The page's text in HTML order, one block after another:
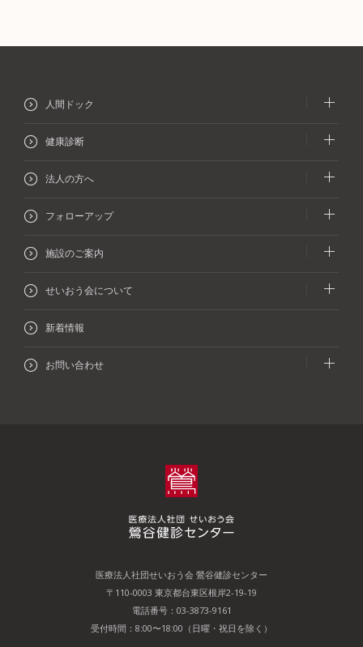
人間ドック
協会けんぽの方：
協会けんぽの方：
協会けんぽ以外の方：
協会けんぽ以外の方：
各検査の内容
人間ドックラウンジ
VIPルームのご案内
健康診断
協会けんぽの方：
協会けんぽの方：生活習慣病予防健診等のオプション検査
協会けんぽ以外の方：
法定健診
台東区民健診
オプション検査
法人の方へ
企業健診（施設健診／巡回健診）
法定健診
産業医・ストレスチェック
フォローアップ
再検査・精密検査
一般外来/専門外来
医療機関への紹介状発行について
労災二次健診
施設のご案内
フロアガイド
フォローアップサロン
所在地とアクセス
せいおう会について
センター概要
理念と方針
研究情報の公開について
広報誌『うぐいす下町手帖』
新着情報
お問い合わせ
医療法人社団せいおう会 鶯谷健診センター
〒110-0003 東京都台東区根岸2-19-19
電話番号：03-3873-9161
受付時間：8:00〜18:00（日曜・祝日を除く）